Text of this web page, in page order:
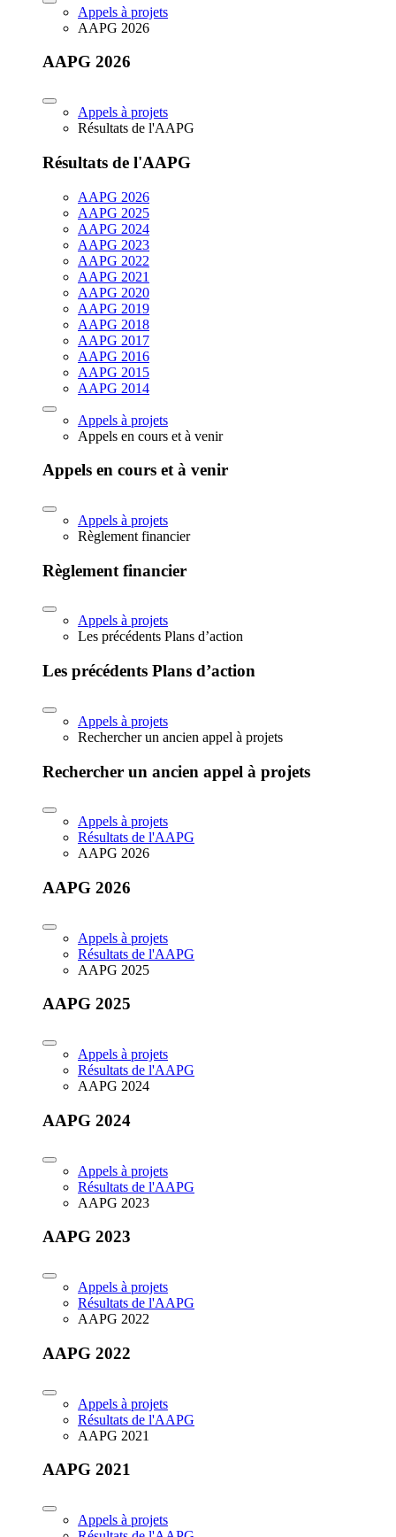
Appels à projets
AAPG 2026
AAPG 2026
Appels à projets
Résultats de l'AAPG
Résultats de l'AAPG
AAPG 2026
AAPG 2025
AAPG 2024
AAPG 2023
AAPG 2022
AAPG 2021
AAPG 2020
AAPG 2019
AAPG 2018
AAPG 2017
AAPG 2016
AAPG 2015
AAPG 2014
Appels à projets
Appels en cours et à venir
Appels en cours et à venir
Appels à projets
Règlement financier
Règlement financier
Appels à projets
Les précédents Plans d’action
Les précédents Plans d’action
Appels à projets
Rechercher un ancien appel à projets
Rechercher un ancien appel à projets
Appels à projets
Résultats de l'AAPG
AAPG 2026
AAPG 2026
Appels à projets
Résultats de l'AAPG
AAPG 2025
AAPG 2025
Appels à projets
Résultats de l'AAPG
AAPG 2024
AAPG 2024
Appels à projets
Résultats de l'AAPG
AAPG 2023
AAPG 2023
Appels à projets
Résultats de l'AAPG
AAPG 2022
AAPG 2022
Appels à projets
Résultats de l'AAPG
AAPG 2021
AAPG 2021
Appels à projets